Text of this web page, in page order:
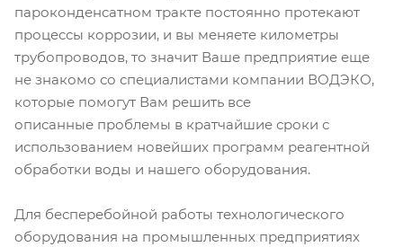
пароконденсатном тракте постоянно протекают
процессы коррозии, и вы меняете километры
трубопроводов, то значит Ваше предприятие еще
не знакомо со специалистами компании ВОДЭКО,
которые помогут Вам решить все
описанные проблемы в кратчайшие сроки с
использованием новейших программ реагентной
обработки воды и нашего оборудования.
Для бесперебойной работы технологического
оборудования на промышленных предприятиях